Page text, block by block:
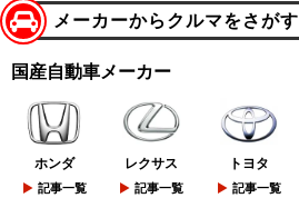
メーカーからクルマをさがす
国産自動車メーカー
ホンダ
記事一覧
レクサス
記事一覧
トヨタ
記事一覧